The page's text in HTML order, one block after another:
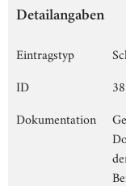
Detailangaben
Eintragstyp
ID
Dokumentation